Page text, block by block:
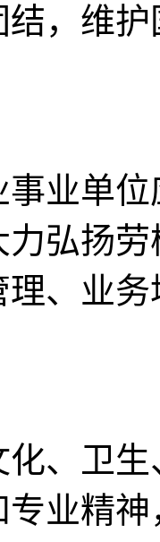
，维
业单位
弘扬
、业
、卫
业精